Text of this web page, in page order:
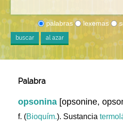
palabras lexemas
buscar al azar
Palabra
opsonina [opsonine,
f. (Bioquím.). Sustancia